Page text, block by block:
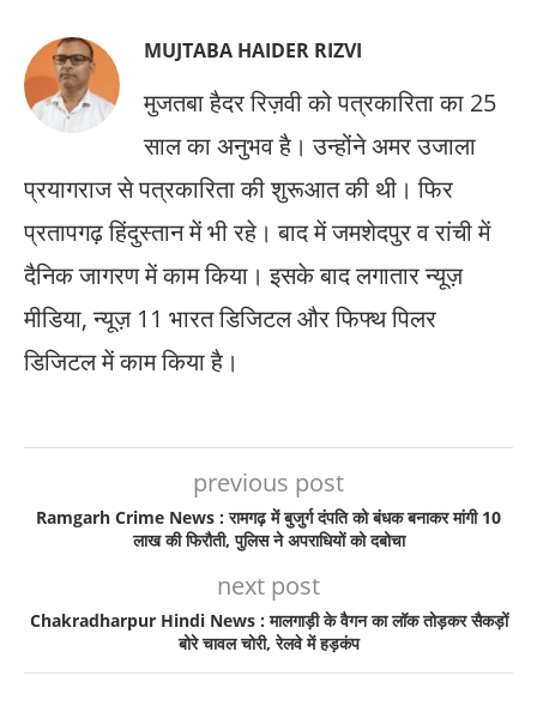
MUJTABA HAIDER RIZVI
मुजतबा हैदर रिज़वी को पत्रकारिता का 25
साल का अनुभव है। उन्होंने अमर उजाला
प्रयागराज से पत्रकारिता की शुरूआत की थी। फिर
प्रतापगढ़ हिंदुस्तान में भी रहे। बाद में जमशेदपुर व रांची में
दैनिक जागरण में काम किया। इसके बाद लगातार न्यूज़
मीडिया, न्यूज़ 11 भारत डिजिटल और फिफ्थ पिलर
डिजिटल में काम किया है।
previous post
Ramgarh Crime News : रामगढ़ में बुजुर्ग दंपति को बंधक बनाकर मांगी 10
लाख की फिरौती, पुलिस ने अपराधियों को दबोचा
next post
Chakradharpur Hindi News : मालगाड़ी के वैगन का लॉक तोड़कर सैकड़ों
बोरे चावल चोरी, रेलवे में हड़कंप